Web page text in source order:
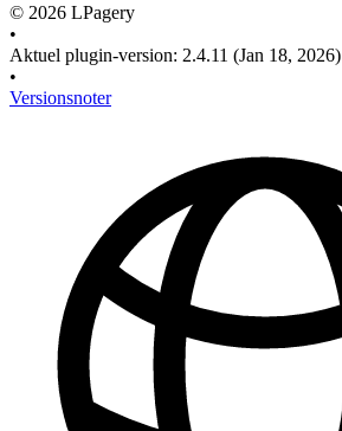
© 2026 LPagery
•
Aktuel plugin-version: 2.4.11 (Jan 18, 2026)
•
Versionsnoter